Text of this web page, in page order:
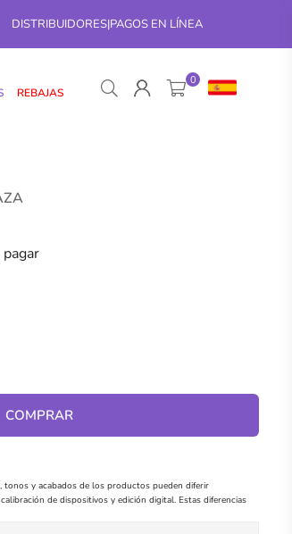
DISTRIBUIDORES|PAGOS EN LÍNEA
REBAJAS
0
COMPRAR
tonos y acabados de los productos pueden diferir
de dispositivos y edición digital. Estas diferencias